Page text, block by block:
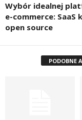
Wybór idealnej
e-commerce: SaaS
open source
PODOBNE